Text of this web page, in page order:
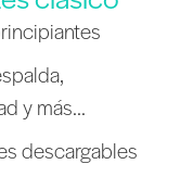
y más...
descargables